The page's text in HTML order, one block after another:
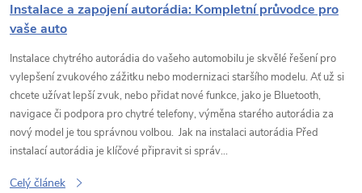
Instalace a zapojení autorádia: Kompletní průvodce pro
vaše auto
Instalace chytrého autorádia do vašeho automobilu je skvělé řešení pro
vylepšení zvukového zážitku nebo modernizaci staršího modelu. Ať už si
chcete užívat lepší zvuk, nebo přidat nové funkce, jako je Bluetooth,
navigace či podpora pro chytré telefony, výměna starého autorádia za
nový model je tou správnou volbou. Jak na instalaci autorádia Před
instalací autorádia je klíčové připravit si správ...
Celý článek